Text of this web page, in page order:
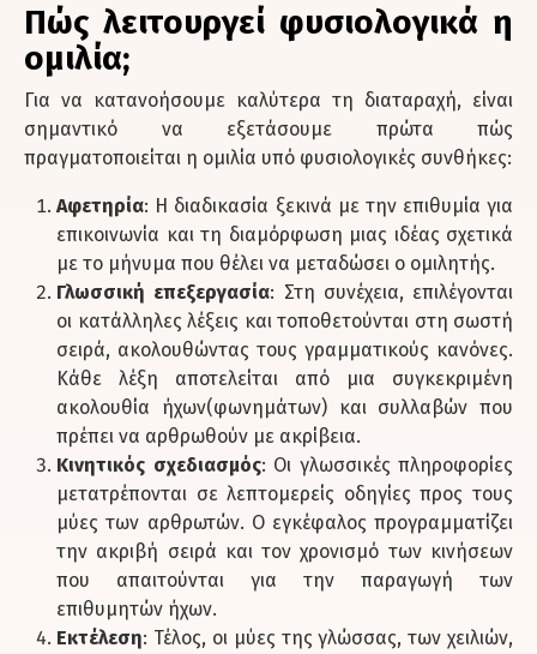
Πώς λειτουργεί φυσιολογικά η
ομιλία;
Για να κατανοήσουμε καλύτερα τη διαταραχή, είναι
σημαντικό να εξετάσουμε πρώτα πώς
πραγματοποιείται η ομιλία υπό φυσιολογικές συνθήκες:
Αφετηρία: Η διαδικασία ξεκινά με την επιθυμία για
επικοινωνία και τη διαμόρφωση μιας ιδέας σχετικά
με το μήνυμα που θέλει να μεταδώσει ο ομιλητής.
Γλωσσική επεξεργασία: Στη συνέχεια, επιλέγονται
οι κατάλληλες λέξεις και τοποθετούνται στη σωστή
σειρά, ακολουθώντας τους γραμματικούς κανόνες.
Κάθε λέξη αποτελείται από μια συγκεκριμένη
ακολουθία ήχων(φωνημάτων) και συλλαβών που
πρέπει να αρθρωθούν με ακρίβεια.
Κινητικός σχεδιασμός: Οι γλωσσικές πληροφορίες
μετατρέπονται σε λεπτομερείς οδηγίες προς τους
μύες των αρθρωτών. Ο εγκέφαλος προγραμματίζει
την ακριβή σειρά και τον χρονισμό των κινήσεων
που απαιτούνται για την παραγωγή των
επιθυμητών ήχων.
Εκτέλεση: Τέλος, οι μύες της γλώσσας, των χειλιών,